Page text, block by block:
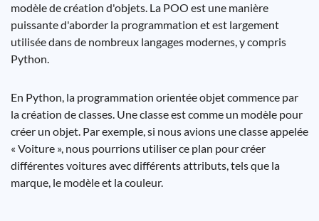
modèle de création d'objets. La POO est une manière
puissante d'aborder la programmation et est largement
utilisée dans de nombreux langages modernes, y compris
Python.
En Python, la programmation orientée objet commence par
la création de classes. Une classe est comme un modèle pour
créer un objet. Par exemple, si nous avions une classe appelée
« Voiture », nous pourrions utiliser ce plan pour créer
différentes voitures avec différents attributs, tels que la
marque, le modèle et la couleur.